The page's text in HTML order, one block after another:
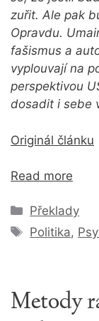
zuřit. Ale pak
Opravdu.
fašismus a
vyplouvají na
perspektivou
dosadit i sebe
Originál článku
Read more
Rubriky
Překlady
Štítky
Politika,
Metody